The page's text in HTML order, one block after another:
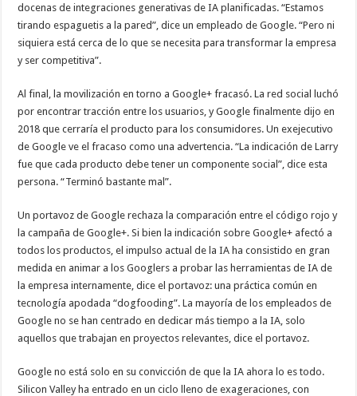
docenas de integraciones generativas de IA planificadas. “Estamos
tirando espaguetis a la pared”, dice un empleado de Google. “Pero ni
siquiera está cerca de lo que se necesita para transformar la empresa
y ser competitiva”.
Al final, la movilización en torno a Google+ fracasó. La red social luchó
por encontrar tracción entre los usuarios, y Google finalmente dijo en
2018 que cerraría el producto para los consumidores. Un exejecutivo
de Google ve el fracaso como una advertencia. “La indicación de Larry
fue que cada producto debe tener un componente social”, dice esta
persona. “Terminó bastante mal”.
Un portavoz de Google rechaza la comparación entre el código rojo y
la campaña de Google+. Si bien la indicación sobre Google+ afectó a
todos los productos, el impulso actual de la IA ha consistido en gran
medida en animar a los Googlers a probar las herramientas de IA de
la empresa internamente, dice el portavoz: una práctica común en
tecnología apodada “dogfooding”. La mayoría de los empleados de
Google no se han centrado en dedicar más tiempo a la IA, solo
aquellos que trabajan en proyectos relevantes, dice el portavoz.
Google no está solo en su convicción de que la IA ahora lo es todo.
Silicon Valley ha entrado en un ciclo lleno de exageraciones, con